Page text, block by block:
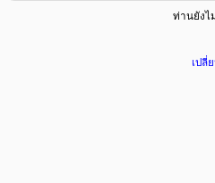
ท่านยังไ
เปลี่